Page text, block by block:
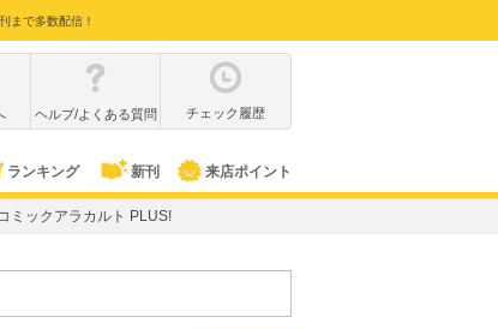
まで多数配信！
ヘルプ/よくある質問 チェック履歴
ランキング 新刊 来店ポイント
ミックアラカルト PLUS!